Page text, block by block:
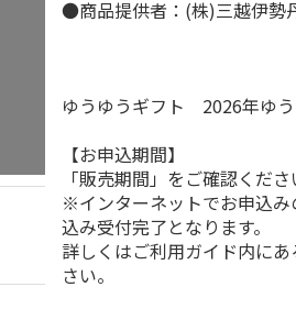
●商品提供者：(株)三越伊勢
ゆうゆうギフト 2026年ゆ
【お申込期間】
「販売期間」をご確認くださ
※インターネットでお申込
込み受付完了となります。
詳しくはご利用ガイド内に
さい。